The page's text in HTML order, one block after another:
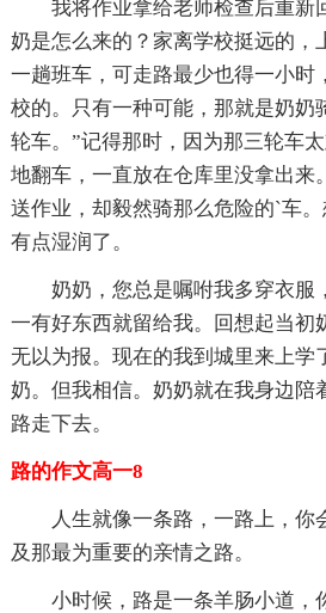
我将作业拿给老师检查后重新
奶是怎么来的？家离学校挺远的，
一趟班车，可走路最少也得一小时
校的。只有一种可能，那就是奶奶
轮车。”记得那时，因为那三轮车
地翻车，一直放在仓库里没拿出来
送作业，却毅然骑那么危险的`车
有点湿润了。
奶奶，您总是嘱咐我多穿衣服
一有好东西就留给我。回想起当初
无以为报。现在的我到城里来上学
奶。但我相信。奶奶就在我身边陪
路走下去。
路的作文高一8
人生就像一条路，一路上，你
及那最为重要的亲情之路。
小时候，路是一条羊肠小道，